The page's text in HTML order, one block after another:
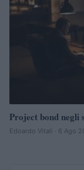
Project bond negli
Edoardo Vitali · 6 Ago